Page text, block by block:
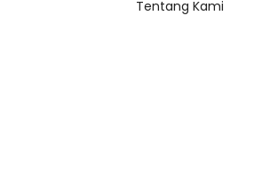
Tentang Kami